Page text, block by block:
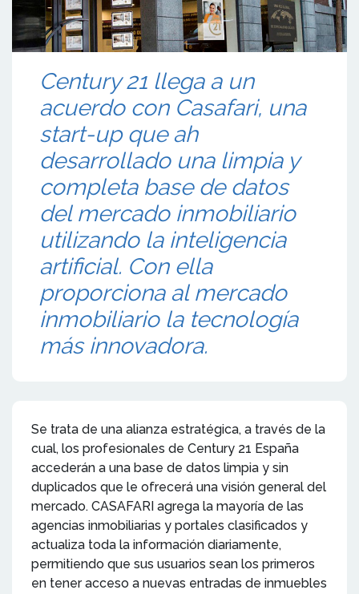
Century 21 llega a un
acuerdo con Casafari, una
start-up que ah
desarrollado una limpia y
completa base de datos
del mercado inmobiliario
utilizando la inteligencia
artificial. Con ella
proporciona al mercado
inmobiliario la tecnología
más innovadora.
Se trata de una alianza estratégica, a través de la
cual, los profesionales de Century 21 España
accederán a una base de datos limpia y sin
duplicados que le ofrecerá una visión general del
mercado. CASAFARI agrega la mayoría de las
agencias inmobiliarias y portales clasificados y
actualiza toda la información diariamente,
permitiendo que sus usuarios sean los primeros
en tener acceso a nuevas entradas de inmuebles